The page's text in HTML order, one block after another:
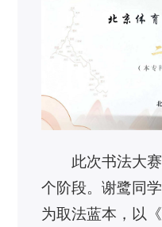
此次书法大
个阶段。谢鹭同
为取法蓝本，以